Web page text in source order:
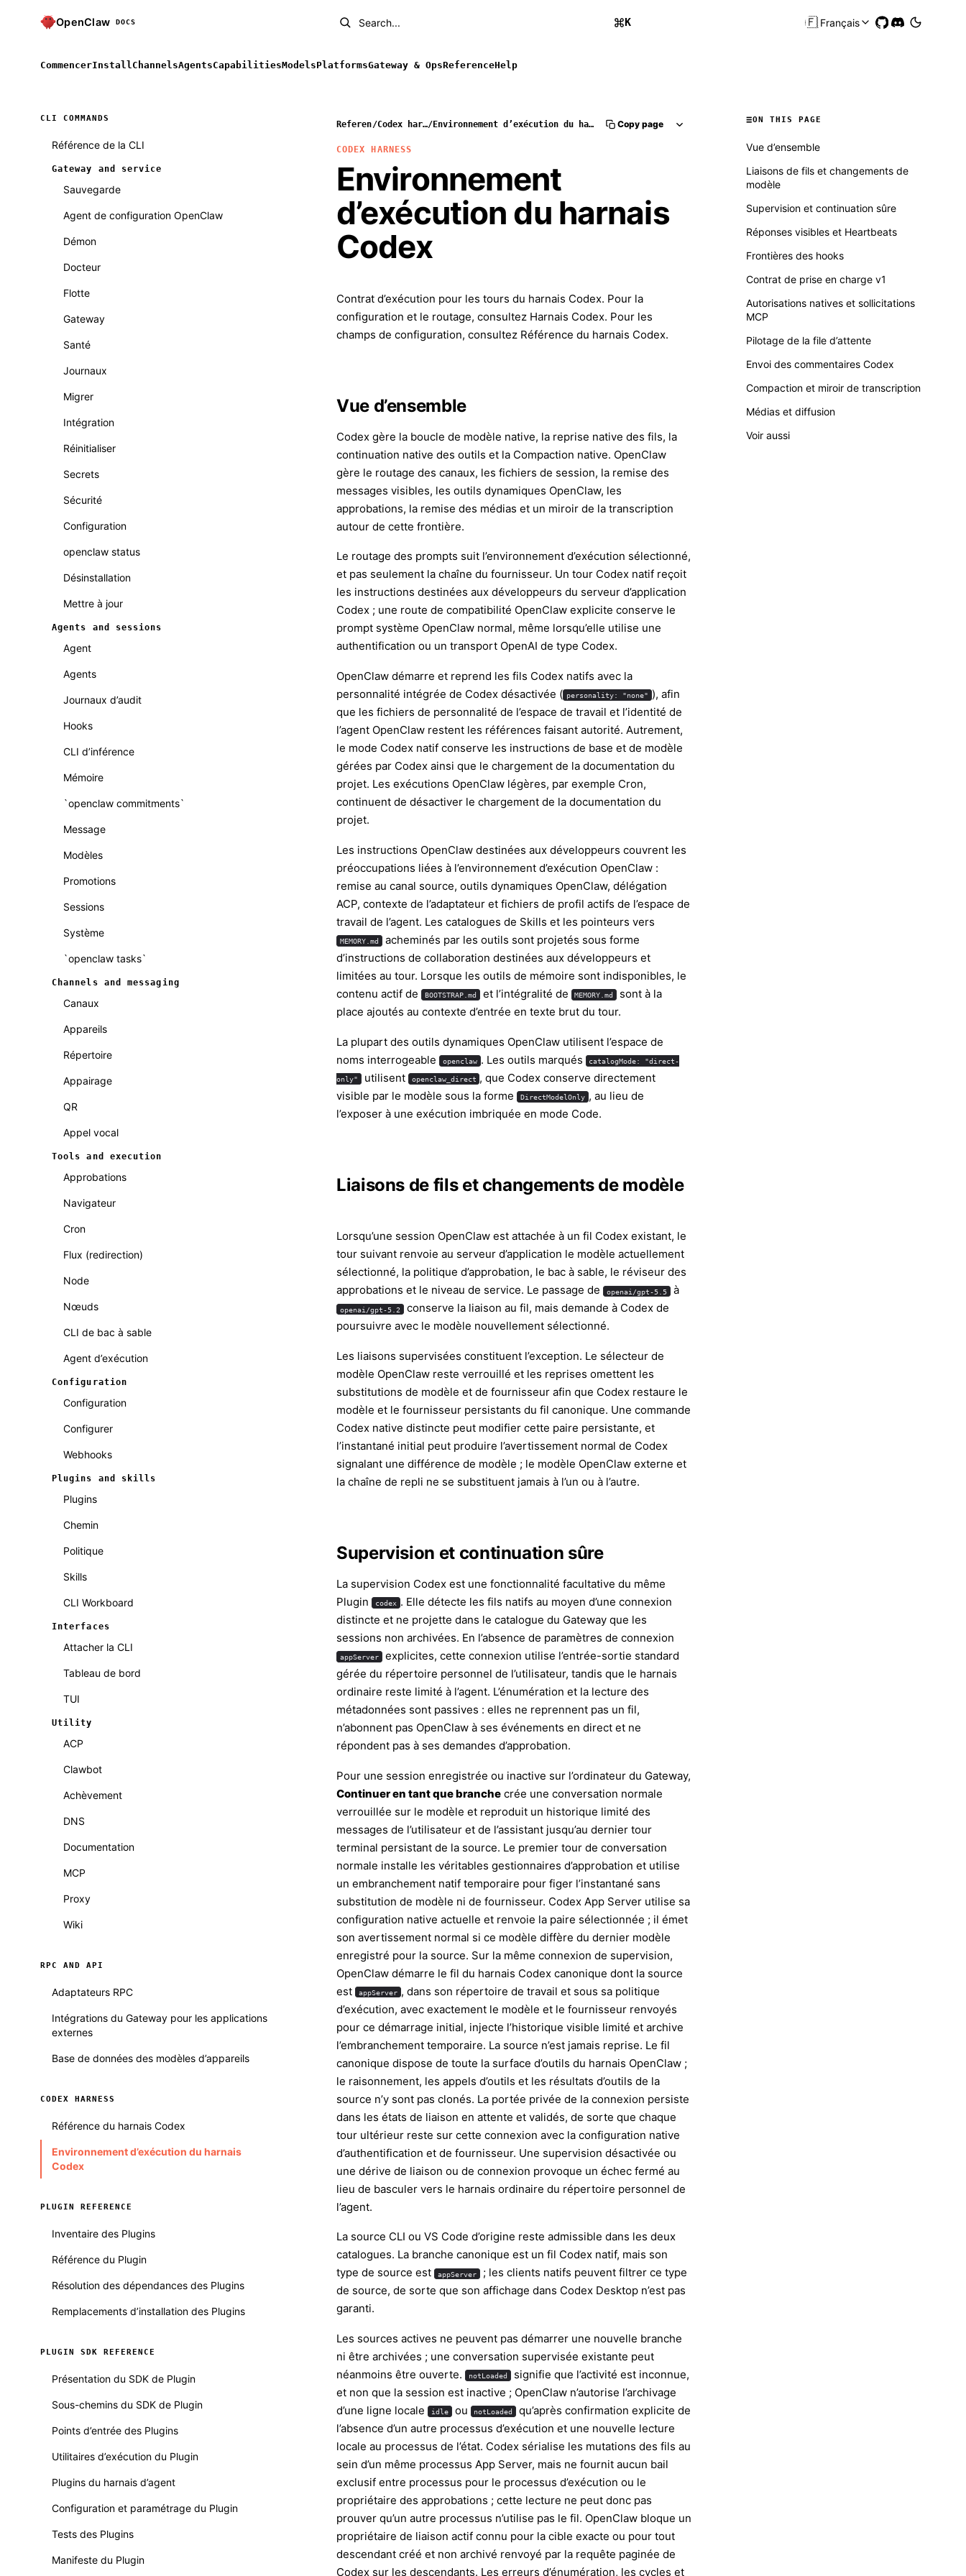
OpenClaw DOCS Search... K 🇫🇷Français
CommencerInstall ChannelsAgentsCapabilitiesModelsPlatformsGateway & OpsReferenceHelp
CLI COMMANDS
Référence de la CLI
Gateway and service
Sauvegarde
Agent de configuration OpenClaw
Démon
Docteur
Flotte
Gateway
Santé
Journaux
Migrer
Intégration
Réinitialiser
Secrets
Sécurité
Configuration
openclaw status
Désinstallation
Mettre à jour
Agents and sessions
Agent
Agents
Journaux d’audit
Hooks
CLI d’inférence
Mémoire
`openclaw commitments`
Message
Modèles
Promotions
Sessions
Système
`openclaw tasks`
Channels and messaging
Canaux
Appareils
Répertoire
Appairage
QR
Appel vocal
Tools and execution
Approbations
Navigateur
Cron
Flux (redirection)
Node
Nœuds
CLI de bac à sable
Agent d’exécution
Configuration
Configuration
Configurer
Webhooks
Plugins and skills
Plugins
Chemin
Politique
Skills
CLI Workboard
Interfaces
Attacher la CLI
Tableau de bord
TUI
Utility
ACP
Clawbot
Achèvement
DNS
Documentation
MCP
Proxy
Wiki
RPC AND API
Adaptateurs RPC
Intégrations du Gateway pour les applications
externes
Base de données des modèles d’appareils
CODEX HARNESS
Référence du harnais Codex
Environnement d’exécution du harnais
Codex
PLUGIN REFERENCE
Inventaire des Plugins
Référence du Plugin
Résolution des dépendances des Plugins
Remplacements d’installation des Plugins
PLUGIN SDK REFERENCE
Présentation du SDK de Plugin
Sous-chemins du SDK de Plugin
Points d’entrée des Plugins
Utilitaires d’exécution du Plugin
Plugins du harnais d’agent
Configuration et paramétrage du Plugin
Tests des Plugins
Manifeste du Plugin
Reference
/ Codex harness/ Environnement d’exécution du harnais Codex Copy page
CODEX HARNESS
Environnement
d’exécution du harnais
Codex
Contrat d’exécution pour les tours du harnais Codex. Pour la
configuration et le routage, consultez Harnais Codex. Pour les
champs de configuration, consultez Référence du harnais Codex.
Vue d’ensemble
Codex gère la boucle de modèle native, la reprise native des fils, la
continuation native des outils et la Compaction native. OpenClaw
gère le routage des canaux, les fichiers de session, la remise des
messages visibles, les outils dynamiques OpenClaw, les
approbations, la remise des médias et un miroir de la transcription
autour de cette frontière.
Le routage des prompts suit l’environnement d’exécution sélectionné,
et pas seulement la chaîne du fournisseur. Un tour Codex natif reçoit
les instructions destinées aux développeurs du serveur d’application
Codex ; une route de compatibilité OpenClaw explicite conserve le
prompt système OpenClaw normal, même lorsqu’elle utilise une
authentification ou un transport OpenAI de type Codex.
OpenClaw démarre et reprend les fils Codex natifs avec la
personnalité intégrée de Codex désactivée ( personality: "none" ), afin
que les fichiers de personnalité de l’espace de travail et l’identité de
l’agent OpenClaw restent les références faisant autorité. Autrement,
le mode Codex natif conserve les instructions de base et de modèle
gérées par Codex ainsi que le chargement de la documentation du
projet. Les exécutions OpenClaw légères, par exemple Cron,
continuent de désactiver le chargement de la documentation du
projet.
Les instructions OpenClaw destinées aux développeurs couvrent les
préoccupations liées à l’environnement d’exécution OpenClaw :
remise au canal source, outils dynamiques OpenClaw, délégation
ACP, contexte de l’adaptateur et fichiers de profil actifs de l’espace de
travail de l’agent. Les catalogues de Skills et les pointeurs vers
MEMORY.md acheminés par les outils sont projetés sous forme
d’instructions de collaboration destinées aux développeurs et
limitées au tour. Lorsque les outils de mémoire sont indisponibles, le
contenu actif de
BOOTSTRAP.md et l’intégralité de MEMORY.md
sont à la
place ajoutés au contexte d’entrée en texte brut du tour.
La plupart des outils dynamiques OpenClaw utilisent l’espace de
noms interrogeable
openclaw . Les outils marqués catalogMode: "direct-
only" utilisent openclaw_direct , que Codex conserve directement
visible par le modèle sous la forme
DirectModelOnly , au lieu de
l’exposer à une exécution imbriquée en mode Code.
Liaisons de fils et changements de modèle
Lorsqu’une session OpenClaw est attachée à un fil Codex existant, le
tour suivant renvoie au serveur d’application le modèle actuellement
sélectionné, la politique d’approbation, le bac à sable, le réviseur des
approbations et le niveau de service. Le passage de
openai/gpt-5.5 à
openai/gpt-5.2 conserve la liaison au fil, mais demande à Codex de
poursuivre avec le modèle nouvellement sélectionné.
Les liaisons supervisées constituent l’exception. Le sélecteur de
modèle OpenClaw reste verrouillé et les reprises omettent les
substitutions de modèle et de fournisseur afin que Codex restaure le
modèle et le fournisseur persistants du fil canonique. Une commande
Codex native distincte peut modifier cette paire persistante, et
l’instantané initial peut produire l’avertissement normal de Codex
signalant une différence de modèle ; le modèle OpenClaw externe et
la chaîne de repli ne se substituent jamais à l’un ou à l’autre.
Supervision et continuation sûre
La supervision Codex est une fonctionnalité facultative du même
Plugin
codex . Elle détecte les fils natifs au moyen d’une connexion
distincte et ne projette dans le catalogue du Gateway que les
sessions non archivées. En l’absence de paramètres de connexion
appServer explicites, cette connexion utilise l’entrée-sortie standard
gérée du répertoire personnel de l’utilisateur, tandis que le harnais
ordinaire reste limité à l’agent. L’énumération et la lecture des
métadonnées sont passives : elles ne reprennent pas un fil,
n’abonnent pas OpenClaw à ses événements en direct et ne
répondent pas à ses demandes d’approbation.
Pour une session enregistrée ou inactive sur l’ordinateur du Gateway,
Continuer en tant que branche crée une conversation normale
verrouillée sur le modèle et reproduit un historique limité des
messages de l’utilisateur et de l’assistant jusqu’au dernier tour
terminal persistant de la source. Le premier tour de conversation
normale installe les véritables gestionnaires d’approbation et utilise
un embranchement natif temporaire pour figer l’instantané sans
substitution de modèle ni de fournisseur. Codex App Server utilise sa
configuration native actuelle et renvoie la paire sélectionnée ; il émet
son avertissement normal si ce modèle diffère du dernier modèle
enregistré pour la source. Sur la même connexion de supervision,
OpenClaw démarre le fil du harnais Codex canonique dont la source
est
appServer , dans son répertoire de travail et sous sa politique
d’exécution, avec exactement le modèle et le fournisseur renvoyés
pour ce démarrage initial, injecte l’historique visible limité et archive
l’embranchement temporaire. La source n’est jamais reprise. Le fil
canonique dispose de toute la surface d’outils du harnais OpenClaw ;
le raisonnement, les appels d’outils et les résultats d’outils de la
source n’y sont pas clonés. La portée privée de la connexion persiste
dans les états de liaison en attente et validés, de sorte que chaque
tour ultérieur reste sur cette connexion avec la configuration native
d’authentification et de fournisseur. Une supervision désactivée ou
une dérive de liaison ou de connexion provoque un échec fermé au
lieu de basculer vers le harnais ordinaire du répertoire personnel de
l’agent.
La source CLI ou VS Code d’origine reste admissible dans les deux
catalogues. La branche canonique est un fil Codex natif, mais son
type de source est
appServer ; les clients natifs peuvent filtrer ce type
de source, de sorte que son affichage dans Codex Desktop n’est pas
garanti.
Les sources actives ne peuvent pas démarrer une nouvelle branche
ni être archivées ; une conversation supervisée existante peut
néanmoins être ouverte.
notLoaded signifie que l’activité est inconnue,
et non que la session est inactive ; OpenClaw n’autorise l’archivage
d’une ligne locale
idle ou notLoaded
qu’après confirmation explicite de
l’absence d’un autre processus d’exécution et une nouvelle lecture
locale au processus de l’état. Codex sérialise les mutations des fils au
sein d’un même processus App Server, mais ne fournit aucun bail
exclusif entre processus pour le processus d’exécution ou le
propriétaire des approbations ; cette lecture ne peut donc pas
prouver qu’un autre processus n’utilise pas le fil. OpenClaw bloque un
propriétaire de liaison actif connu pour la cible exacte ou pour tout
descendant créé et non archivé renvoyé par la requête paginée de
Codex sur les descendants. Les erreurs d’énumération, les cycles et
ON THIS PAGE
Vue d’ensemble
Liaisons de fils et changements de
modèle
Supervision et continuation sûre
Réponses visibles et Heartbeats
Frontières des hooks
Contrat de prise en charge v1
Autorisations natives et sollicitations
MCP
Pilotage de la file d’attente
Envoi des commentaires Codex
Compaction et miroir de transcription
Médias et diffusion
Voir aussi